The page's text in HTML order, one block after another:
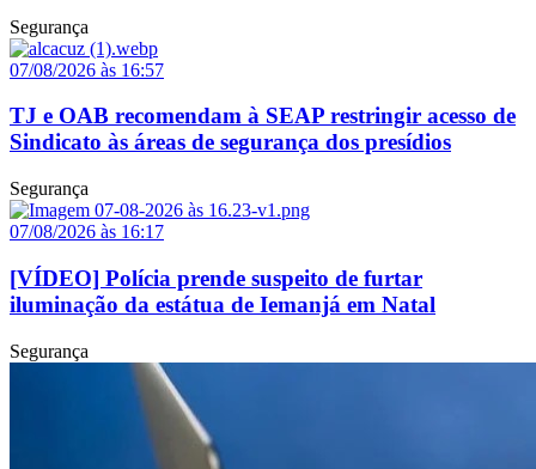
Segurança
07/08/2026 às 16:57
TJ e OAB recomendam à SEAP restringir acesso de
Sindicato às áreas de segurança dos presídios
Segurança
07/08/2026 às 16:17
[VÍDEO] Polícia prende suspeito de furtar
iluminação da estátua de Iemanjá em Natal
Segurança